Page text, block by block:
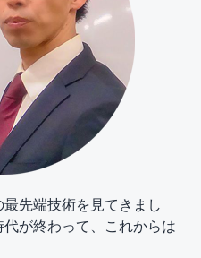
先端技術を見てきまし
が終わって、これからは